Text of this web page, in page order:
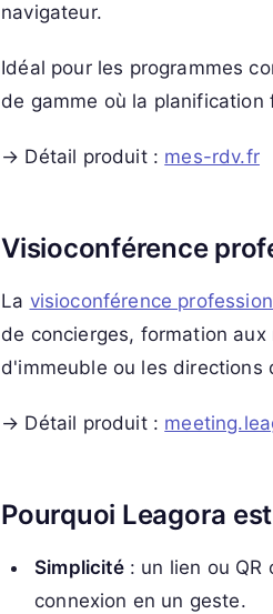
navigateur.
Idéal pour les programmes
de gamme où la
→ Détail produit : mes-rdv.fr
Visioconférence
La visioconférence
de concierges, formation
d'immeuble ou les directions
→ Détail produit :
Pourquoi Leagora
Simplicité: un lien ou QR
connexion en un geste.